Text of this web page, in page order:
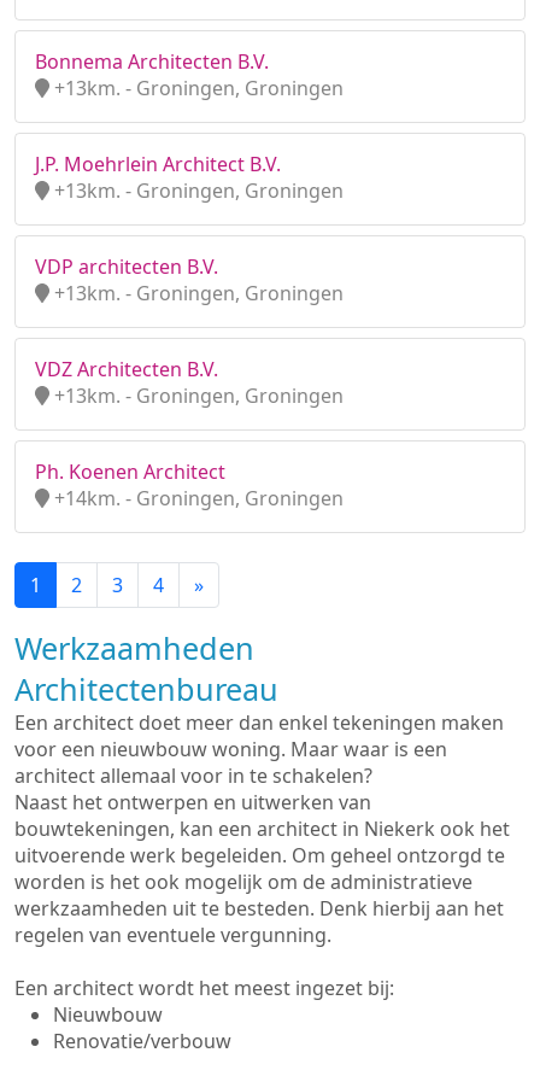
Bonnema Architecten B.V.
+13km. - Groningen, Groningen
J.P. Moehrlein Architect B.V.
+13km. - Groningen, Groningen
VDP architecten B.V.
+13km. - Groningen, Groningen
VDZ Architecten B.V.
+13km. - Groningen, Groningen
Ph. Koenen Architect
+14km. - Groningen, Groningen
1 2 3 4 »
Werkzaamheden
Architectenbureau
Een architect doet meer dan enkel tekeningen maken
voor een nieuwbouw woning. Maar waar is een
architect allemaal voor in te schakelen?
Naast het ontwerpen en uitwerken van
bouwtekeningen, kan een architect in Niekerk ook het
uitvoerende werk begeleiden. Om geheel ontzorgd te
worden is het ook mogelijk om de administratieve
werkzaamheden uit te besteden. Denk hierbij aan het
regelen van eventuele vergunning.
Een architect wordt het meest ingezet bij:
Nieuwbouw
Renovatie/verbouw